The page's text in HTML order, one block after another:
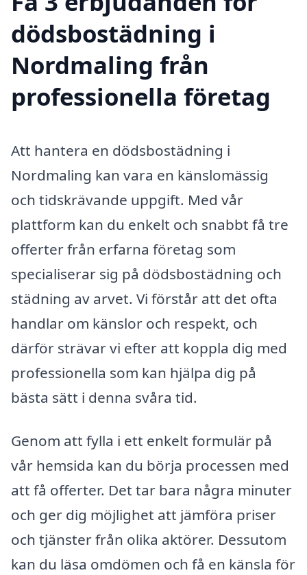
dödsbostädning i
Nordmaling från
professionella företag
Att hantera en dödsbostädning i
Nordmaling kan vara en känslomässig
och tidskrävande uppgift. Med vår
plattform kan du enkelt och snabbt få tre
offerter från erfarna företag som
specialiserar sig på dödsbostädning och
städning av arvet. Vi förstår att det ofta
handlar om känslor och respekt, och
därför strävar vi efter att koppla dig med
professionella som kan hjälpa dig på
bästa sätt i denna svåra tid.
Genom att fylla i ett enkelt formulär på
vår hemsida kan du börja processen med
att få offerter. Det tar bara några minuter
och ger dig möjlighet att jämföra priser
och tjänster från olika aktörer. Dessutom
kan du läsa omdömen och få en känsla för